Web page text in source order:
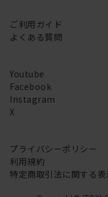
ご利用ガイド
よくある質問
Youtube
Facebook
Instagram
X
プライバシーポリシー
利用規約
特定商取引法に関する表